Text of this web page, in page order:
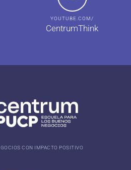
YOUTUBE.COM/
CentrumThink
CON IMPACTO POSITIVO